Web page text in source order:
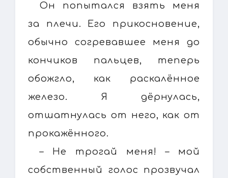
Он попытался взять меня
за плечи. Его прикосновение,
обычно согревавшее меня до
кончиков пальцев, теперь
обожгло, как раскалённое
железо. Я дёрнулась,
отшатнулась от него, как от
прокажённого.
– Не трогай меня! – мой
собственный голос прозвучал